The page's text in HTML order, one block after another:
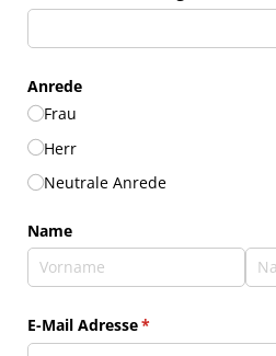
Anrede
Frau
Herr
Neutrale Anrede
Name
E-Mail Adresse*
(erforderlich)